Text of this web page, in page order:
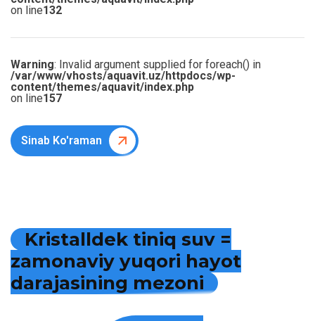
on line132
Warning: Invalid argument supplied for foreach() in
/var/www/vhosts/aquavit.uz/httpdocs/wp-
content/themes/aquavit/index.php
on line157
Sinab Ko'raman
Kristalldek tiniq suv =
zamonaviy yuqori hayot
darajasining mezoni